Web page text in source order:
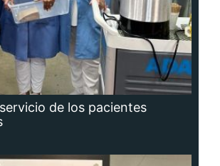
de los pacientes